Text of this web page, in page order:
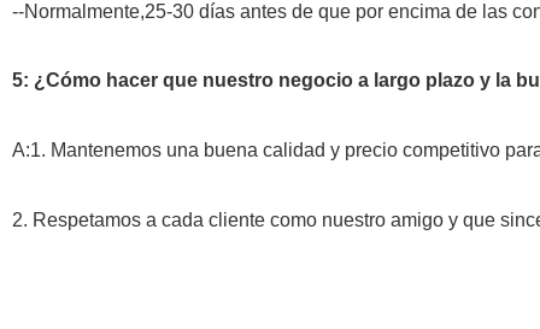
--Normalmente,25-30 días antes de que por encima de las
5: ¿Cómo hacer que nuestro negocio a largo plazo y la
A:1. Mantenemos una buena calidad y precio competitivo
2. Respetamos a cada cliente como nuestro amigo y que